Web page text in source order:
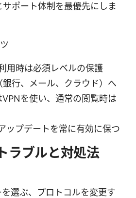
ポート体制を最優先にしま
用時は必須レベルの保護
行、メール、クラウド）へ
を使い、通常の閲覧時は
ップデートを常に有効に保つ
ラブルと対処法
選ぶ、プロトコルを変更す